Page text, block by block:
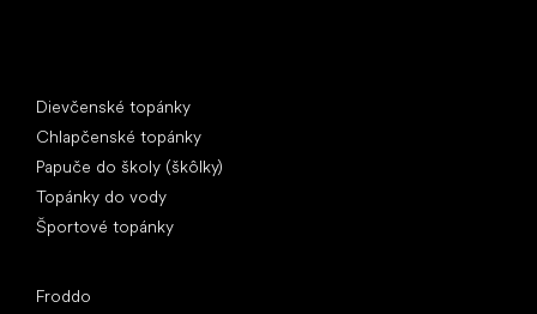
Dievčenské topánky
Chlapčenské topánky
Papuče do školy (škôlky)
Topánky do vody
Športové topánky
Froddo